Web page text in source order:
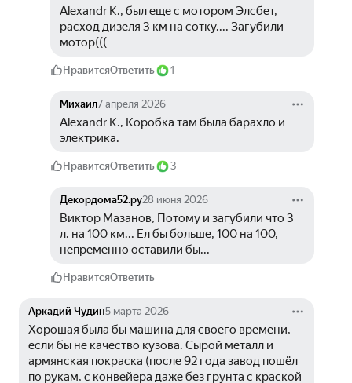
Alexandr K., был еще с мотором Элсбет,
расход дизеля 3 км на сотку.... Загубили
мотор(((
НравитсяОтветить 1
Михаил7 апреля 2026
Alexandr K., Коробка там была барахло и
электрика.
НравитсяОтветить 3
Декордома52.ру28 июня 2026
Виктор Мазанов, Потому и загубили что 3
л. на 100 км... Ел бы больше, 100 на 100,
непременно оставили бы...
НравитсяОтветить
Аркадий Чудин5 марта 2026
Хорошая была бы машина для своего времени,
если бы не качество кузова. Сырой металл и
армянская покраска (после 92 года завод пошёл
по рукам, с конвейера даже без грунта с краской